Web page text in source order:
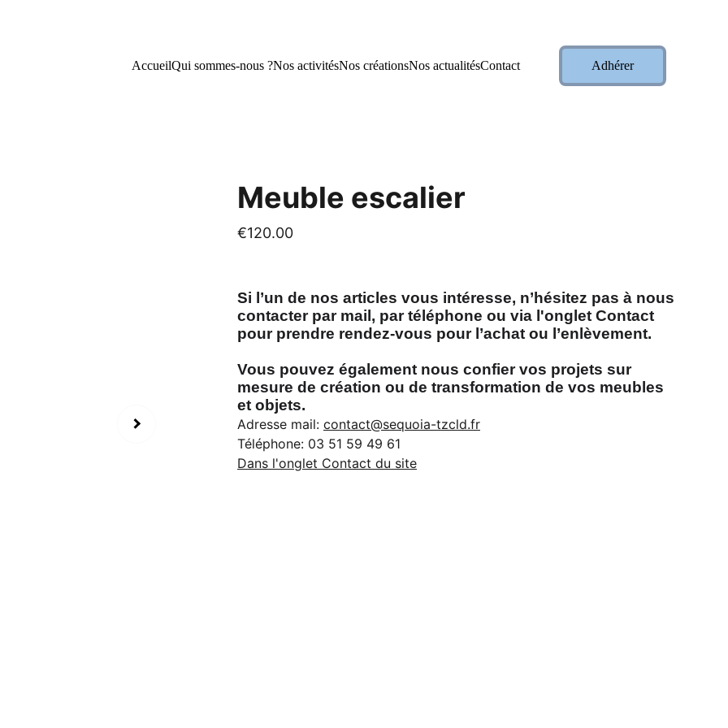
AccueilQui sommes-nous ?Nos activitésNos créationsNos actualitésContact Adhérer
Meuble escalier
€120.00
Si l’un de nos articles vous intéresse, n’hésitez pas à nous
contacter par mail, par téléphone ou via l'onglet Contact
pour prendre rendez-vous pour l’achat ou l’enlèvement.
Vous pouvez également nous confier vos projets sur
mesure de création ou de transformation de vos meubles
et objets.
Adresse mail: contact@sequoia-tzcld.fr
Téléphone: 03 51 59 49 61
Dans l'onglet Contact du site